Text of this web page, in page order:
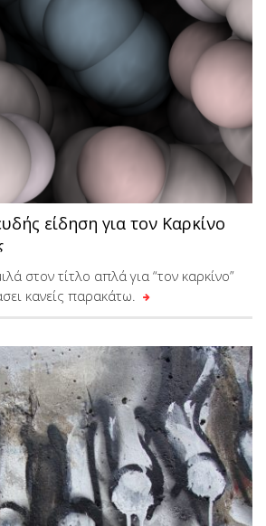
είδηση για τον Καρκίνο
στον τίτλο απλά για “τον καρκίνο”
κανείς παρακάτω.